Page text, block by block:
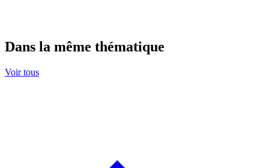
Dans la même thématique
Voir tous